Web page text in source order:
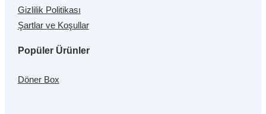
Gizlilik Politikası
Şartlar ve Koşullar
Popüler Ürünler
Döner Box